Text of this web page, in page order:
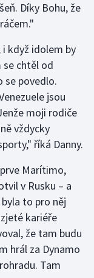
Díky Bohu, že
i když idolem by
se chtěl od
povedlo.
jsou
moji rodiče
vždycky
říká Danny.
Marítimo,
v Rusku – a
to pro něj
kariéře
že tam budu
hrál za Dynamo
Tam